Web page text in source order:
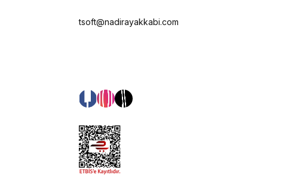
tsoft@nadirayakkabi.com